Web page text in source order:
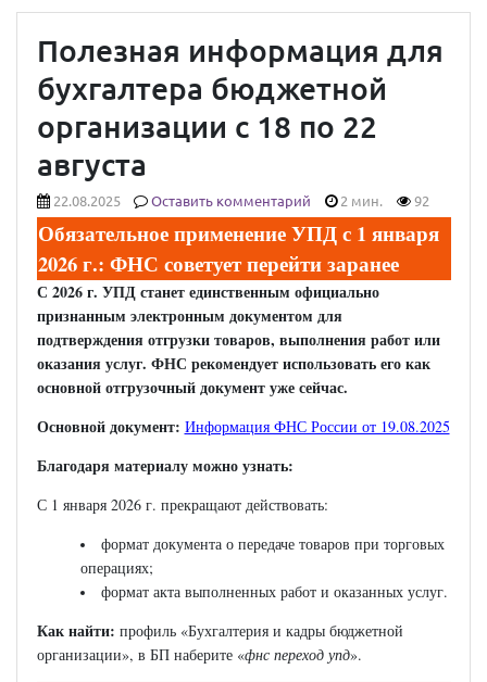
Полезная информация для
бухгалтера бюджетной
организации с 18 по 22
августа
22.08.2025 Оставить комментарий 2 мин. 92
Обязательное применение УПД с 1 января
2026 г.: ФНС советует перейти заранее
С 2026 г. УПД станет единственным официально
признанным электронным документом для
подтверждения отгрузки товаров, выполнения работ или
оказания услуг. ФНС рекомендует использовать его как
основной отгрузочный документ уже сейчас.
Основной документ: Информация ФНС России от 19.08.2025
Благодаря материалу можно узнать:
С 1 января 2026 г. прекращают действовать:
формат документа о передаче товаров при торговых
операциях;
формат акта выполненных работ и оказанных услуг.
Как найти: профиль «Бухгалтерия и кадры бюджетной
организации», в БП наберите «фнс переход упд».